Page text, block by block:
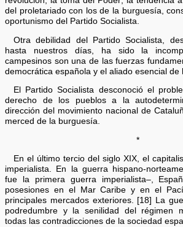
del proletariado con los de la burguesía,
oportunismo del Partido Socialista.
Otra debilidad del Partido Socialista,
hasta nuestros días, ha sido la
campesinos son una de las fuerzas
democrática española y el aliado esencial de
El Partido Socialista desconoció el
derecho de los pueblos a la
dirección del movimiento nacional de
merced de la burguesía.
*
En el último tercio del siglo XIX, el
imperialista. En la guerra hispano-
fue la primera guerra imperialista–,
posesiones en el Mar Caribe y en el
principales mercados exteriores. [18] La
podredumbre y la senilidad del régimen
todas las contradicciones de la sociedad